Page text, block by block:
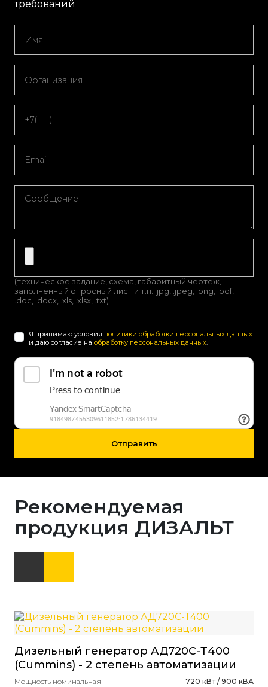
требований
(техническое задание, схема, габаритный чертеж,
заполненный опросный лист и т.п. .jpg, .jpeg, .png, .pdf,
.doc, .docx, .xls, .xlsx, .txt)
Я принимаю условия политики обработки персональных данных
и даю согласие на обработку персональных данных.
Отправить
Рекомендуемая
продукция ДИЗАЛЬТ
Дизельный генератор АД720С-Т400
(Cummins) - 2 степень автоматизации
Мощность номинальная
720 кВт / 900 кВА